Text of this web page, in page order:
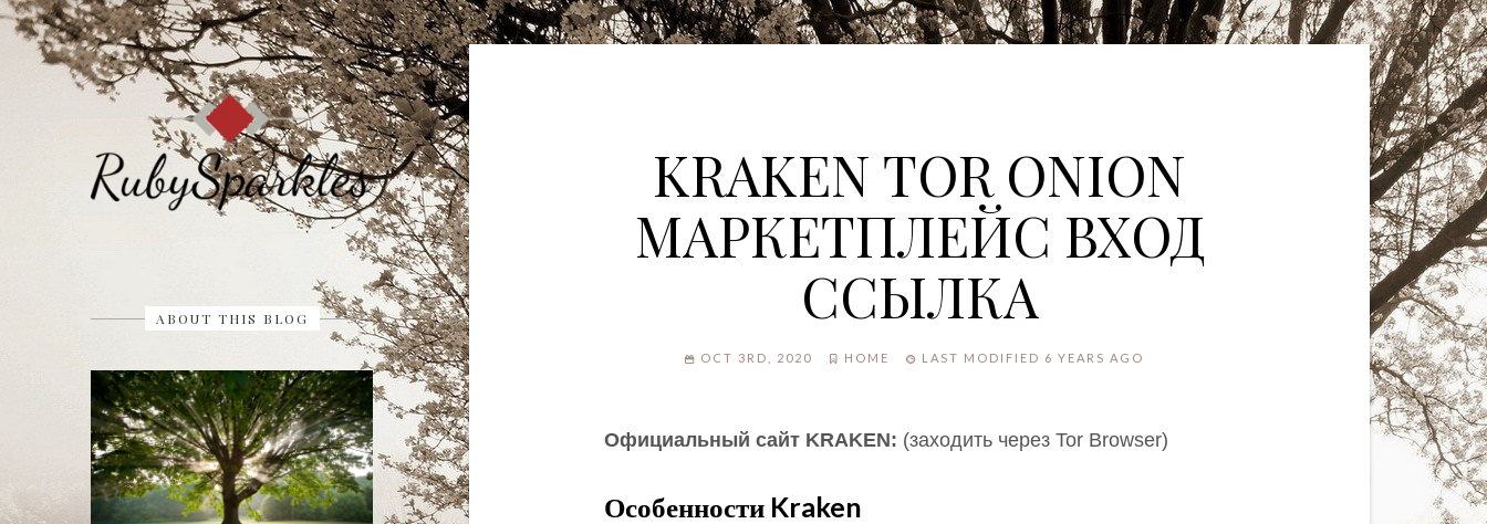
ABOUT THIS BLOG
KRAKEN TOR ONION
МАРКЕТПЛЕЙС ВХОД
ССЫЛКА
OCT 3RD, 2020 HOME LAST MODIFIED 6 YEARS AGO
Официальный сайт KRAKEN: (заходить через Tor Browser)
Особенности Kraken